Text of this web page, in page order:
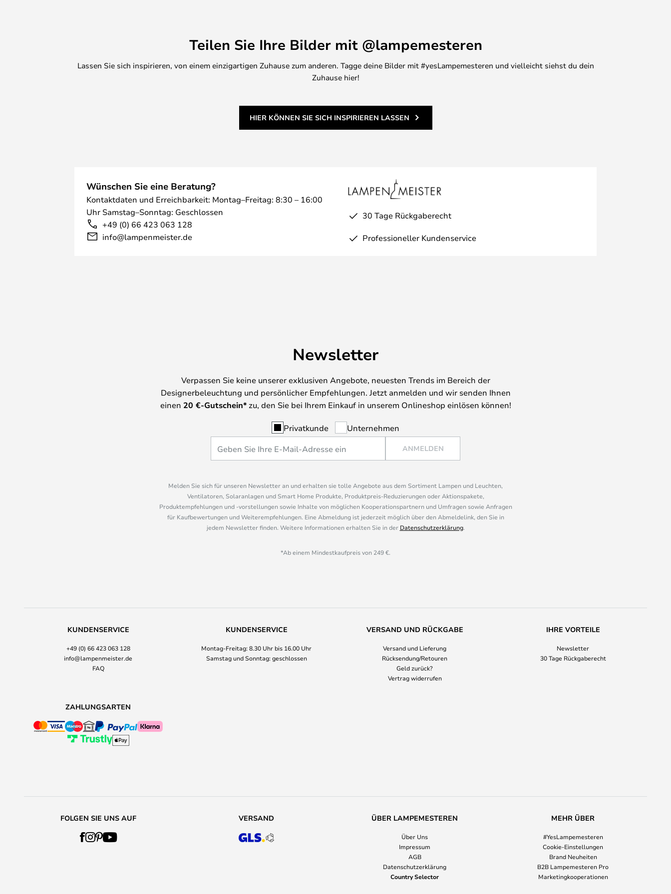
Teilen Sie Ihre Bilder mit @lampemesteren
Lassen Sie sich inspirieren, von einem einzigartigen Zuhause zum anderen. Tagge deine Bilder mit #yesLampemesteren und vielleicht siehst du dein
Zuhause hier!
HIER KÖNNEN SIE SICH INSPIRIEREN LASSEN
Wünschen Sie eine Beratung?
Kontaktdaten und Erreichbarkeit: Montag–Freitag: 8:30 – 16:00
Uhr Samstag–Sonntag: Geschlossen
+49 (0) 66 423 063 128
info@lampenmeister.de
30 Tage Rückgaberecht
Professioneller Kundenservice
Newsletter
Verpassen Sie keine unserer exklusiven Angebote, neuesten Trends im Bereich der
Designerbeleuchtung und persönlicher Empfehlungen. Jetzt anmelden und wir senden Ihnen
einen 20 €-Gutschein*zu, den Sie bei Ihrem Einkauf in unserem Onlineshop einlösen können!
Privatkunde Unternehmen
ANMELDEN
Melden Sie sich für unseren Newsletter an und erhalten sie tolle Angebote aus dem Sortiment Lampen und Leuchten,
Ventilatoren, Solaranlagen und Smart Home Produkte, Produktpreis-Reduzierungen oder Aktionspakete,
Produktempfehlungen und -vorstellungen sowie Inhalte von möglichen Kooperationspartnern und Umfragen sowie Anfragen
für Kaufbewertungen und Weiterempfehlungen. Eine Abmeldung ist jederzeit möglich über den Abmeldelink, den Sie in
jedem Newsletter finden. Weitere Informationen erhalten Sie in der Datenschutzerklärung.
*Ab einem Mindestkaufpreis von 249 €.
KUNDENSERVICE
+49 (0) 66 423 063 128
info@lampenmeister.de
FAQ
KUNDENSERVICE
Montag-Freitag: 8.30 Uhr bis 16.00 Uhr
Samstag und Sonntag: geschlossen
VERSAND UND RÜCKGABE
Versand und Lieferung
Rücksendung/Retouren
Geld zurück?
Vertrag widerrufen
IHRE VORTEILE
Newsletter
30 Tage Rückgaberecht
ZAHLUNGSARTEN
FOLGEN SIE UNS AUF VERSAND ÜBER LAMPEMESTEREN
Über Uns
Impressum
AGB
Datenschutzerklärung
Country Selector
MEHR ÜBER
#YesLampemesteren
Cookie-Einstellungen
Brand Neuheiten
B2B Lampemesteren Pro
Marketingkooperationen